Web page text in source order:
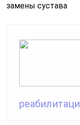
замены сустава